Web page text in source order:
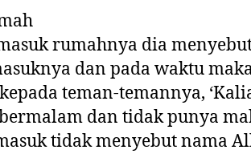
rumahnya dia
dan pada waktu
teman-temannya,
dan tidak punya
tidak menyebut nama